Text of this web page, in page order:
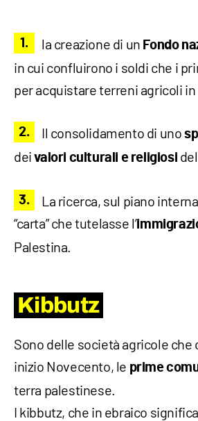
la creazione di un Fondo
in cui confluirono i soldi che i
per acquistare terreni agricoli in
Il consolidamento di uno
deivalori culturali e religiosi
La ricerca, sul piano
“carta” che tutelasse l’
Palestina.
Kibbutz
Sono delle società agricole che
inizio Novecento, le prime
terra palestinese.
I kibbutz, che in ebraico